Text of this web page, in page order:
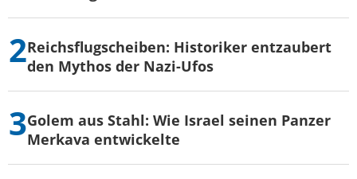
Reichsflugscheiben: Historiker entzaubert
den Mythos der Nazi-Ufos
Golem aus Stahl: Wie Israel seinen Panzer
Merkava entwickelte